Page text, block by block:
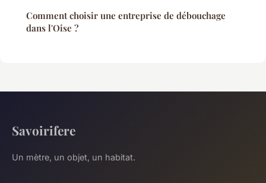
Comment choisir une entreprise de débouchage
dans l'Oise ?
Savoirifere
Un mètre, un objet, un habitat.